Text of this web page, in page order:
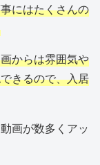
にはたくさんの
からは雰囲気や
きるので、入居
画が数多くアッ